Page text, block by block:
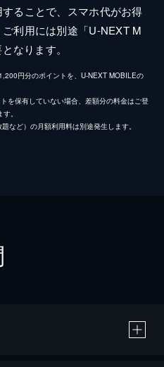
ることで、スマホ代がお得
利用には別途「U-NEXT M
なります。
円分のポイントを、U-NEXT MOBILEの
を保有していない場合、差額分の料金はご登
。
など）の月額利用料は別途発生します。